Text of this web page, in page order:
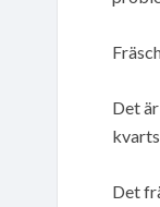
Det
Det